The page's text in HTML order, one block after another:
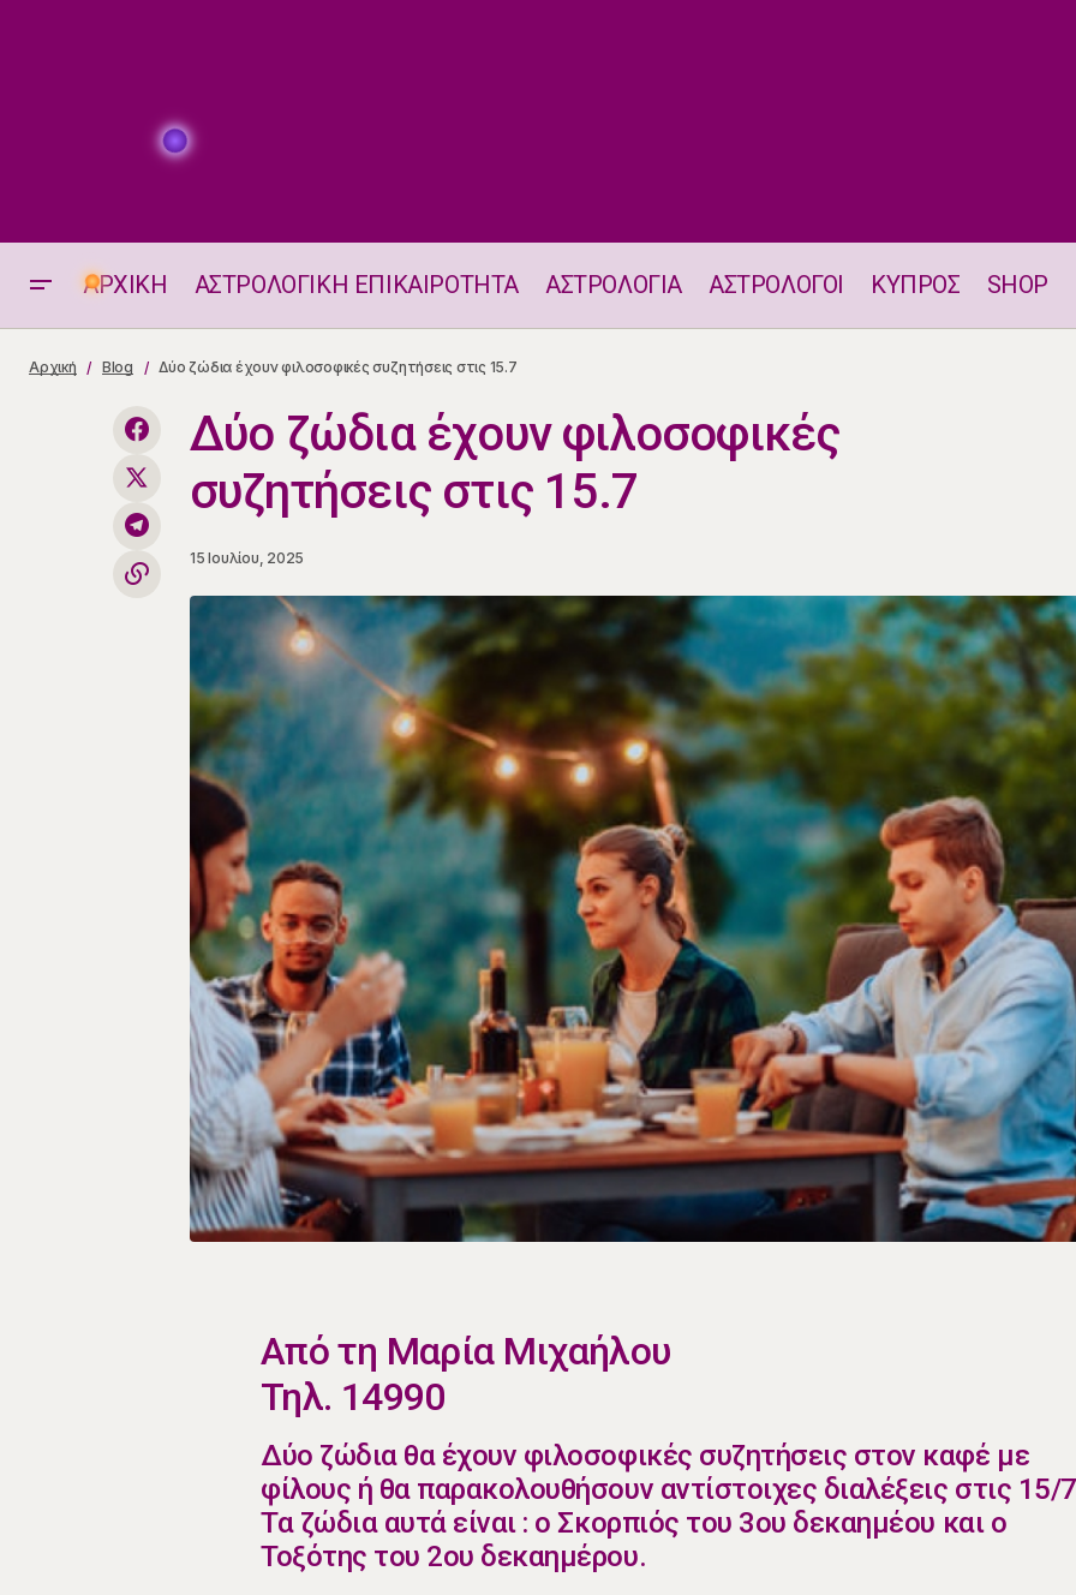
ΑΡΧΙΚΗ ΑΣΤΡΟΛΟΓΙΚΗ ΕΠΙΚΑΙΡΟΤΗΤΑ ΑΣΤΡΟΛΟΓΙΑ ΑΣΤΡΟΛΟΓΟΙ ΚΥΠΡΟΣ SHOP
Ποιοι θα "Ξεπαραδιαστούν" στις 15
Ιουλίου 2025
Αρχική Blog Δύο ζώδια έχουν φιλοσοφικές συζητήσεις στις 15.7
Δύο ζώδια έχουν φιλοσοφικές
συζητήσεις στις 15.7
15 Ιουλίου, 2025
​Από τη Μαρία Μιχαήλου
Τηλ. 14990
​Δύο ζώδια θα έχουν φιλοσοφικές συζητήσεις στον καφέ με
φίλους ή θα παρακολουθήσουν αντίστοιχες διαλέξεις στις 15/
Τα ζώδια αυτά είναι : ο Σκορπιός του 3ου δεκαημέου και ο
Τοξότης του 2ου δεκαημέρου.